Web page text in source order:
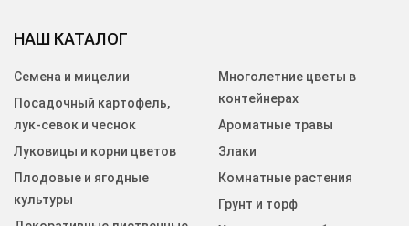
НАШ КАТАЛОГ
Семена и мицелии
Посадочный картофель,
лук-севок и чеснок
Луковицы и корни цветов
Плодовые и ягодные
культуры
Многолетние цветы в
контейнерах
Ароматные травы
Злаки
Комнатные растения
Грунт и торф